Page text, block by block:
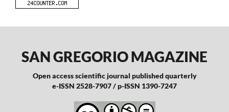
SAN GREGORIO MAGAZINE
Open access scientific journal published quarterly
e-ISSN 2528-7907 / p-ISSN 1390-7247